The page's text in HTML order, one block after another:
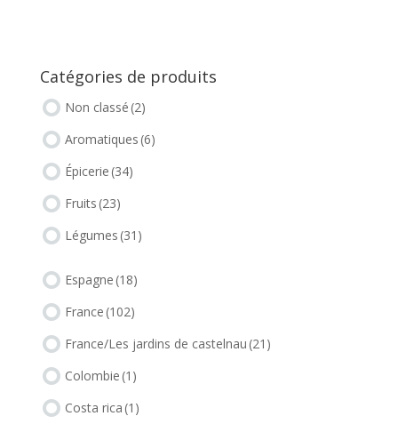
Catégories de produits
Non classé (2)
Aromatiques (6)
Épicerie (34)
Fruits (23)
Légumes (31)
Espagne (18)
France (102)
France/Les jardins de castelnau (21)
Colombie (1)
Costa rica (1)